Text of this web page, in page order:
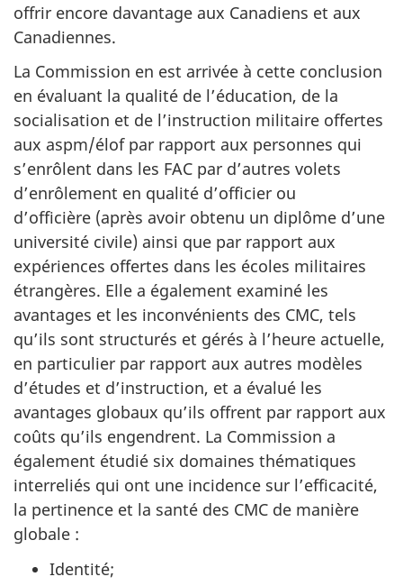
offrir encore davantage aux Canadiens et aux
Canadiennes.
La Commission en est arrivée à cette conclusion
en évaluant la qualité de l’éducation, de la
socialisation et de l’instruction militaire offertes
aux aspm/élof par rapport aux personnes qui
s’enrôlent dans les FAC par d’autres volets
d’enrôlement en qualité d’officier ou
d’officière (après avoir obtenu un diplôme d’une
université civile) ainsi que par rapport aux
expériences offertes dans les écoles militaires
étrangères. Elle a également examiné les
avantages et les inconvénients des CMC, tels
qu’ils sont structurés et gérés à l’heure actuelle,
en particulier par rapport aux autres modèles
d’études et d’instruction, et a évalué les
avantages globaux qu’ils offrent par rapport aux
coûts qu’ils engendrent. La Commission a
également étudié six domaines thématiques
interreliés qui ont une incidence sur l’efficacité,
la pertinence et la santé des CMC de manière
globale :
Identité;